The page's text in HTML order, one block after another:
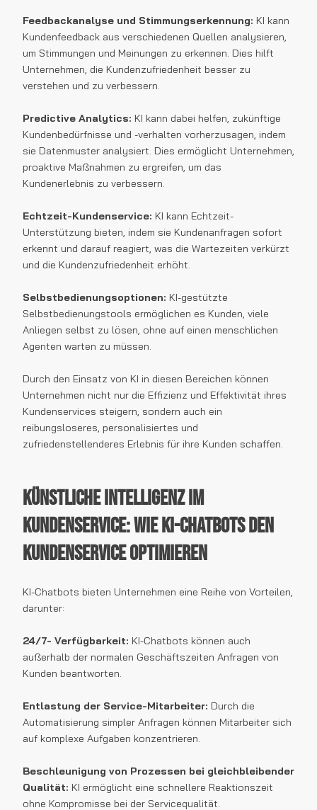
Feedbackanalyse und Stimmungserkennung: KI kann
Kundenfeedback aus verschiedenen Quellen analysieren,
um Stimmungen und Meinungen zu erkennen. Dies hilft
Unternehmen, die Kundenzufriedenheit besser zu
verstehen und zu verbessern.
Predictive Analytics: KI kann dabei helfen, zukünftige
Kundenbedürfnisse und -verhalten vorherzusagen, indem
sie Datenmuster analysiert. Dies ermöglicht Unternehmen,
proaktive Maßnahmen zu ergreifen, um das
Kundenerlebnis zu verbessern.
Echtzeit-Kundenservice: KI kann Echtzeit-
Unterstützung bieten, indem sie Kundenanfragen sofort
erkennt und darauf reagiert, was die Wartezeiten verkürzt
und die Kundenzufriedenheit erhöht.
Selbstbedienungsoptionen: KI-gestützte
Selbstbedienungstools ermöglichen es Kunden, viele
Anliegen selbst zu lösen, ohne auf einen menschlichen
Agenten warten zu müssen.
Durch den Einsatz von KI in diesen Bereichen können
Unternehmen nicht nur die Effizienz und Effektivität ihres
Kundenservices steigern, sondern auch ein
reibungsloseres, personalisiertes und
zufriedenstellenderes Erlebnis für ihre Kunden schaffen.
Künstliche Intelligenz im
Kundenservice: Wie KI-Chatbots den
Kundenservice optimieren
KI-Chatbots bieten Unternehmen eine Reihe von Vorteilen,
darunter:
24/7- Verfügbarkeit: KI-Chatbots können auch
außerhalb der normalen Geschäftszeiten Anfragen von
Kunden beantworten.
Entlastung der Service-Mitarbeiter: Durch die
Automatisierung simpler Anfragen können Mitarbeiter sich
auf komplexe Aufgaben konzentrieren.
Beschleunigung von Prozessen bei gleichbleibender
Qualität: KI ermöglicht eine schnellere Reaktionszeit
ohne Kompromisse bei der Servicequalität.